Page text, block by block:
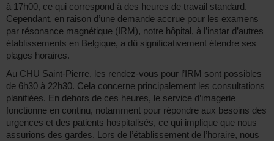
à 17h00, ce qui correspond à des heures de travail standard.
Cependant, en raison d’une demande accrue pour les examens
par résonance magnétique (IRM), notre hôpital, à l’instar d’autres
établissements en Belgique, a dû significativement étendre ses
plages horaires.
Au CHU Saint-Pierre, les rendez-vous pour l’IRM sont possibles
de 6h30 à 22h30. Cela concerne principalement les consultations
planifiées. En dehors de ces heures, le service d’imagerie
fonctionne en continu, notamment pour répondre aux besoins des
urgences et des patients hospitalisés, ce qui implique que nous
assurions des gardes. Lors de l’établissement de l’horaire, nous